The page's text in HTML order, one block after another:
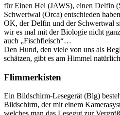
für Einen Hei (JAWS), einen Delfin
Schwertwal (Orca) entschieden
OK, der Delfin und der Schwertwal
wir es mal mit der Biologie nicht
auch „Fischfleisch“…
Den Hund, den viele von uns als
schätzen, gibt es am Himmel
Flimmerkisten
Ein Bildschirm-Lesegerät (Blg)
Bildschirm, der mit einem